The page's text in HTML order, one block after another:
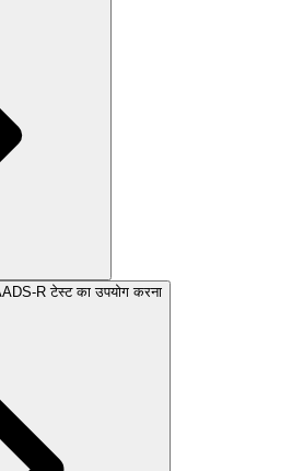
R टेस्ट का उपयोग करना